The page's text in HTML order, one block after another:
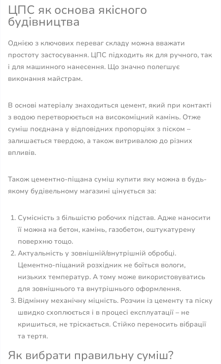
ЦПС як основа якісного
будівництва
Однією з ключових переваг складу можна вважати
простоту застосування. ЦПС підходить як для ручного, так
і для машинного нанесення. Що значно полегшує
виконання майстрам.
В основі матеріалу знаходиться цемент, який при контакті
з водою перетворюється на високоміцний камінь. Отже
суміш поєднана у відповідних пропорціях з піском –
залишається твердою, а також витривалою до різних
впливів.
Також цементно-піщана суміш купити яку можна в будь-
якому будівельному магазині цінується за:
Сумісність з більшістю робочих підстав. Адже наносити
її можна на бетон, камінь, газобетон, оштукатурену
поверхню тощо.
Актуальність у зовнішній/внутрішній обробці.
Цементно-піщаний розхідник не боїться вологи,
низьких температур. А тому може використовуватись
для зовнішнього та внутрішнього оформлення.
Відмінну механічну міцність. Розчин із цементу та піску
швидко схоплюється і в процесі експлуатації – не
кришиться, не тріскається. Стійко переносить вібрації
та тертя.
Як вибрати правильну суміш?